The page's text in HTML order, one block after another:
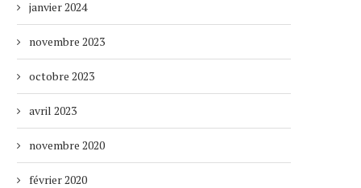
janvier 2024
novembre 2023
octobre 2023
avril 2023
novembre 2020
février 2020